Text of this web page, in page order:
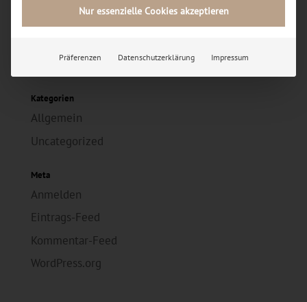
November 2024
Kategorien
Allgemein
Uncategorized
Meta
Anmelden
Eintrags-Feed
Kommentar-Feed
WordPress.org
Nur essenzielle Cookies akzeptieren
Präferenzen Datenschutzerklärung Impressum